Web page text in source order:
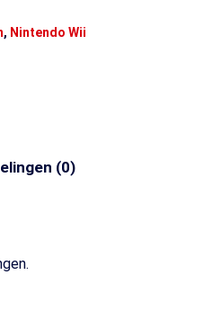
, Nintendo Wii
(0)